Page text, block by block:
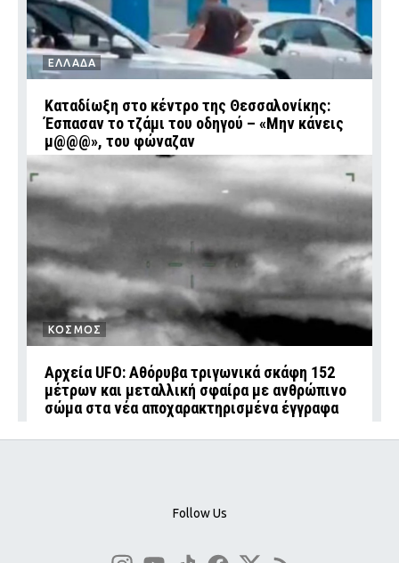
ΕΛΛΑΔΑ
Καταδίωξη στο κέντρο της Θεσσαλονίκης:
Έσπασαν το τζάμι του οδηγού – «Μην κάνεις
μ@@@», του φώναζαν
ΚΟΣΜΟΣ
Αρχεία UFO: Αθόρυβα τριγωνικά σκάφη 152
μέτρων και μεταλλική σφαίρα με ανθρώπινο
σώμα στα νέα αποχαρακτηρισμένα έγγραφα
Follow Us